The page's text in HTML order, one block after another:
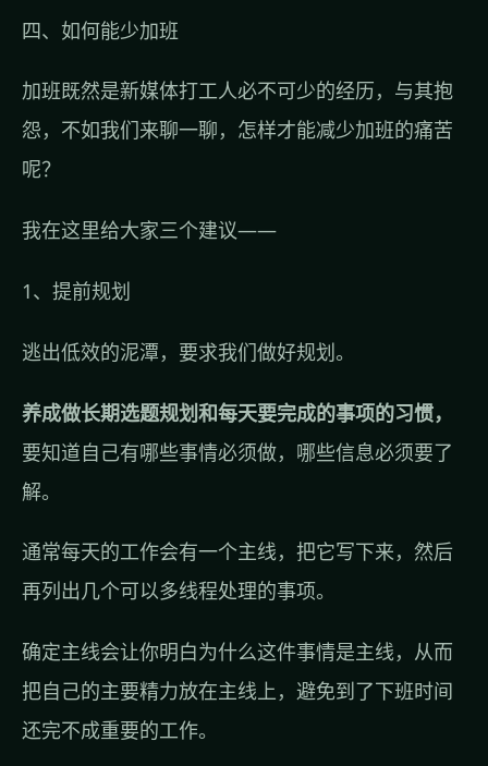
四、如何能少加班
加班既然是新媒体打工人必不可少的经历，与其抱
怨，不如我们来聊一聊，怎样才能减少加班的痛苦
呢？
我在这里给大家三个建议——
1、提前规划
逃出低效的泥潭，要求我们做好规划。
养成做长期选题规划和每天要完成的事项的习惯，
要知道自己有哪些事情必须做，哪些信息必须要了
解。
通常每天的工作会有一个主线，把它写下来，然后
再列出几个可以多线程处理的事项。
确定主线会让你明白为什么这件事情是主线，从而
把自己的主要精力放在主线上，避免到了下班时间
还完不成重要的工作。